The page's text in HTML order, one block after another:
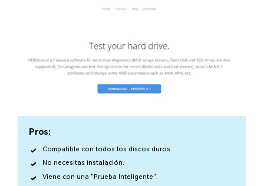
Pros:
Compatible con todos los discos duros.
No necesitas instalación.
Viene con una "Prueba Inteligente".